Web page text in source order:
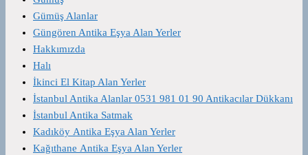
Gümüş Alanlar
Güngören Antika Eşya Alan Yerler
Hakkımızda
Halı
İkinci El Kitap Alan Yerler
İstanbul Antika Alanlar 0531 981 01 90 Antikacılar Dükkanı
İstanbul Antika Satmak
Kadıköy Antika Eşya Alan Yerler
Kağıthane Antika Eşya Alan Yerler